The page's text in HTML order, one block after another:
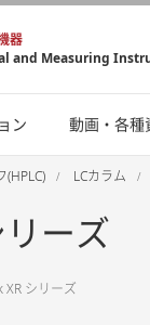
器
and Measuring
ン 動画・各種
LCカラム
ーズ
シリーズ